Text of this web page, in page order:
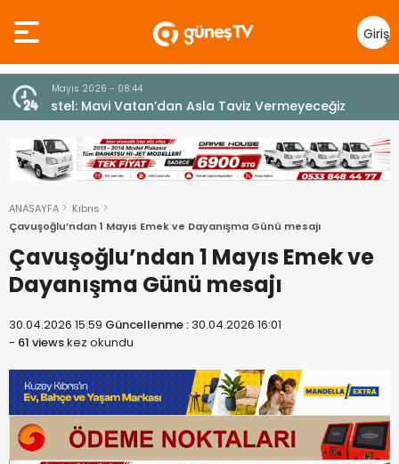
Giriş
Yap
7 Ağustos 2026 - 12:36
ÜSTEL: “ERENKÖY RUHU SONSUZA DEK YAŞAYACAK”
ANASAYFA
Kıbrıs
Çavuşoğlu’ndan 1 Mayıs Emek ve Dayanışma Günü mesajı
Çavuşoğlu’ndan 1 Mayıs Emek ve
Dayanışma Günü mesajı
30.04.2026 15:59 Güncellenme :30.04.2026 16:01
- 61 viewskez okundu